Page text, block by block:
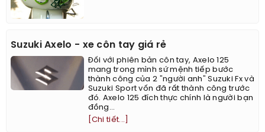
Suzuki Axelo - xe côn tay giá rẻ
Đối với phiên bản côn tay, Axelo 125
mang trong mình sứ mệnh tiếp bước
thành công của 2 "người anh" Suzuki Fx và
Suzuki Sport vốn đã rất thành công trước
đó. Axelo 125 đích thực chính là người bạn
đồng...
[Chi tiết...]